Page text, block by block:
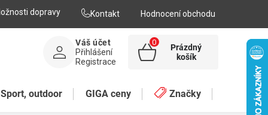
dopravy Kontakt Hodnocení obchodu
Váš účet
Přihlášení
Registrace
NÁKUPNÍ
Prázdný
košík
Sport, outdoor GIGA ceny Značky